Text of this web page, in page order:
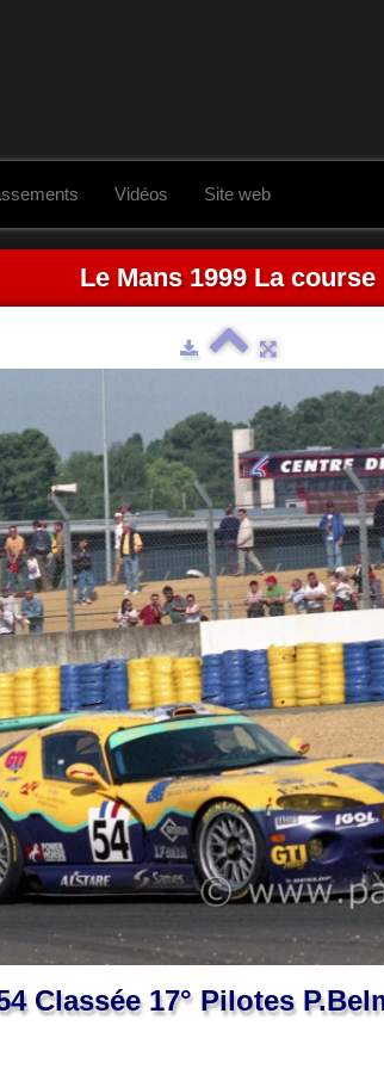
Vidéos Site web
Le Mans 1999 La course
Classée 17° Pilotes